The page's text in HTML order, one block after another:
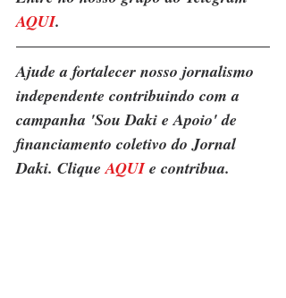
AQUI.
Ajude a fortalecer nosso jornalismo
independente contribuindo com a
campanha 'Sou Daki e Apoio' de
financiamento coletivo do Jornal
Daki. Clique AQUI e contribua.